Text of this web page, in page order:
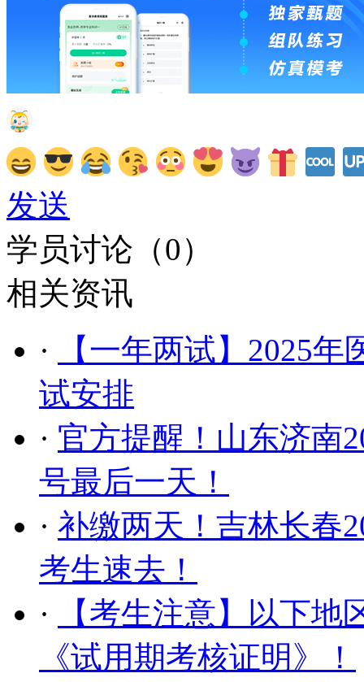
发送
学员讨论（0）
相关资讯
·
【一年两试】2025
试安排
· 官方提醒！山东济南
号最后一天！
· 补缴两天！吉林长春
考生速去！
·
【考生注意】以下
《试用期考核证明》！